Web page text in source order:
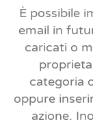
È possibile
email in
caricati o
categoria
oppure
azione.